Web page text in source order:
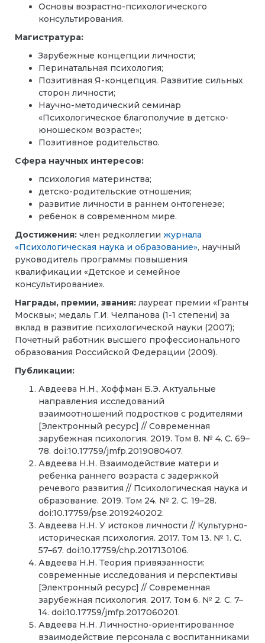
Основы возрастно-психологического
консультирования.
Магистратура:
Зарубежные концепции личности;
Перинатальная психология;
Позитивная Я-концепция. Развитие сильных
сторон личности;
Научно-методический семинар
«Психологическое благополучие в детско-
юношеском возрасте»;
Позитивное родительство.
Сфера научных интересов:
психология материнства;
детско-родительские отношения;
развитие личности в раннем онтогенезе;
ребенок в современном мире.
Достижения: член редколлегии журнала
«Психологическая наука и образование», научный
руководитель программы повышения
квалификации «Детское и семейное
консультирование».
Награды, премии, звания: лауреат премии «Гранты
Москвы»; медаль Г.И. Челпанова (1-1 степени) за
вклад в развитие психологической науки (2007);
Почетный работник высшего профессионального
образования Российской Федерации (2009).
Публикации:
Авдеева Н.Н., Хоффман Б.Э. Актуальные
направления исследований
взаимоотношений подростков с родителями
[Электронный ресурс] // Современная
зарубежная психология. 2019. Том 8. № 4. С. 69–
78. doi:10.17759/jmfp.2019080407.
Авдеева Н.Н. Взаимодействие матери и
ребенка раннего возраста с задержкой
речевого развития // Психологическая наука и
образование. 2019. Том 24. № 2. С. 19–28.
doi:10.17759/pse.2019240202.
Авдеева Н.Н. У истоков личности // Культурно-
историческая психология. 2017. Том 13. № 1. С.
57–67. doi:10.17759/chp.2017130106.
Авдеева Н.Н. Теория привязанности:
современные исследования и перспективы
[Электронный ресурс] // Современная
зарубежная психология. 2017. Том 6. № 2. С. 7–
14. doi:10.17759/jmfp.2017060201.
Авдеева Н.Н. Личностно-ориентированное
взаимодействие персонала с воспитанниками